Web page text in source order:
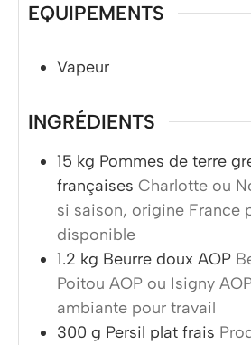
EQUIPEMENTS
Vapeur
INGRÉDIENTS
15 kg Pommes de terre
françaises Charlotte ou
si saison, origine France
disponible
1.2 kg Beurre doux AOP
Poitou AOP ou Isigny
ambiante pour travail
300 g Persil plat frais